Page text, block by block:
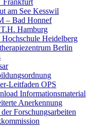
Frankfurt
am See Kesswil
– Bad Honnef
Hamburg
Hochschule Heidelberg
Berlin
Leitfaden OPS
Informationsmaterial
Anerkennung
Forschungsarbeiten